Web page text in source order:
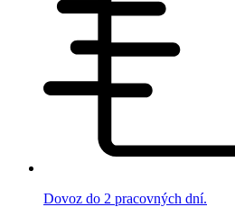
Dovoz do 2 pracovných dní.